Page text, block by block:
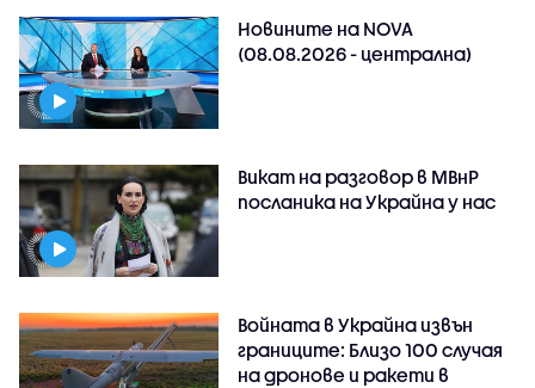
Новините на NOVA
(08.08.2026 - централна)
Викат на разговор в МВнР
посланика на Украйна у нас
Войната в Украйна извън
границите: Близо 100 случая
на дронове и ракети в